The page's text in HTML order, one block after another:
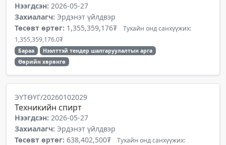
Нээгдсэн: 2026-05-27
Захиалагч: Эрдэнэт үйлдвэр
Төсөвт өртөг: 1,355,359,176₮ Тухайн онд санхүүжих:
1,355,359,176.0₮
Бараа
Нээлттэй тендер шалгаруулалтын арга
Өөрийн хөрөнгө
ЭҮТӨҮГ/20260102029
Техникийн спирт
Нээгдсэн: 2026-05-27
Захиалагч: Эрдэнэт үйлдвэр
Төсөвт өртөг: 638,402,500₮ Тухайн онд санхүүжих: